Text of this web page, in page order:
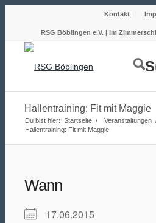
Kontakt
RSG Böblingen e.V. | Im
Hallentraining: Fit mit Maggie
Du bist hier: Startseite / Veranstaltungen
Hallentraining: Fit mit Maggie
Wann
17.06.2015